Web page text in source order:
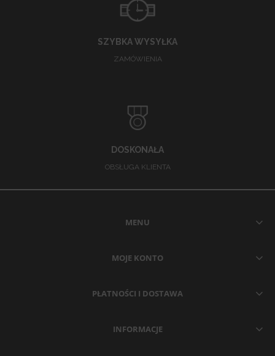
SZYBKA WYSYŁKA
ZAMÓWIENIA
DOSKONAŁA
OBSŁUGA KLIENTA
MENU
MOJE KONTO
PŁATNOŚCI I DOSTAWA
INFORMACJE